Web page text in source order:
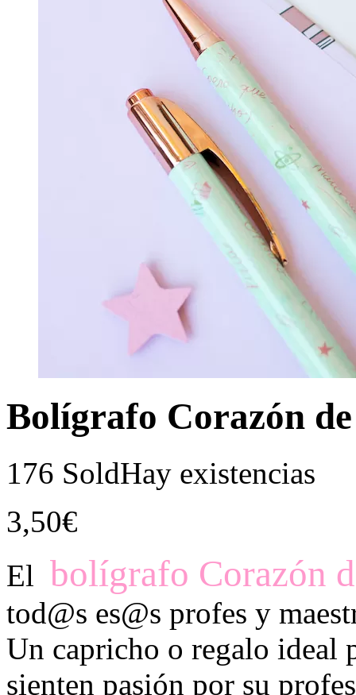
Bolígrafo Corazón
176 SoldHay existencias
3,50€
El bolígrafo Corazón
tod@s es@s profes y
Un capricho o regalo ideal
sienten pasión por su